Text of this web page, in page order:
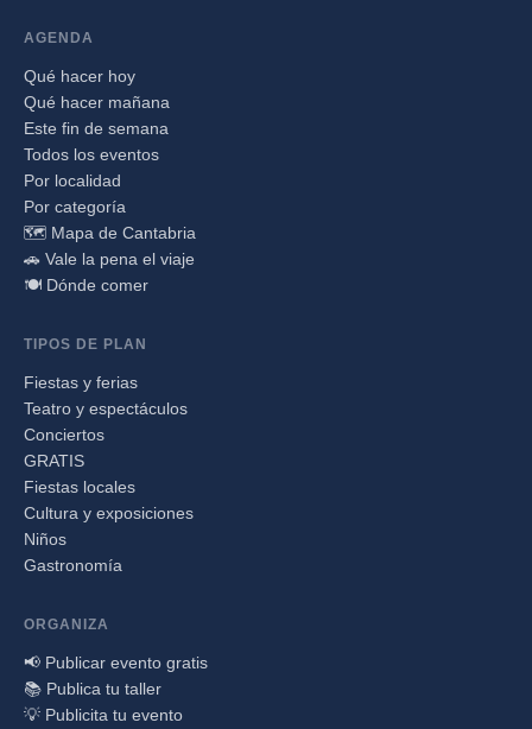
AGENDA
Qué hacer hoy
Qué hacer mañana
Este fin de semana
Todos los eventos
Por localidad
Por categoría
🗺️ Mapa de Cantabria
🚗 Vale la pena el viaje
🍽️ Dónde comer
TIPOS DE PLAN
Fiestas y ferias
Teatro y espectáculos
Conciertos
GRATIS
Fiestas locales
Cultura y exposiciones
Niños
Gastronomía
ORGANIZA
📢 Publicar evento gratis
📚 Publica tu taller
💡 Publicita tu evento